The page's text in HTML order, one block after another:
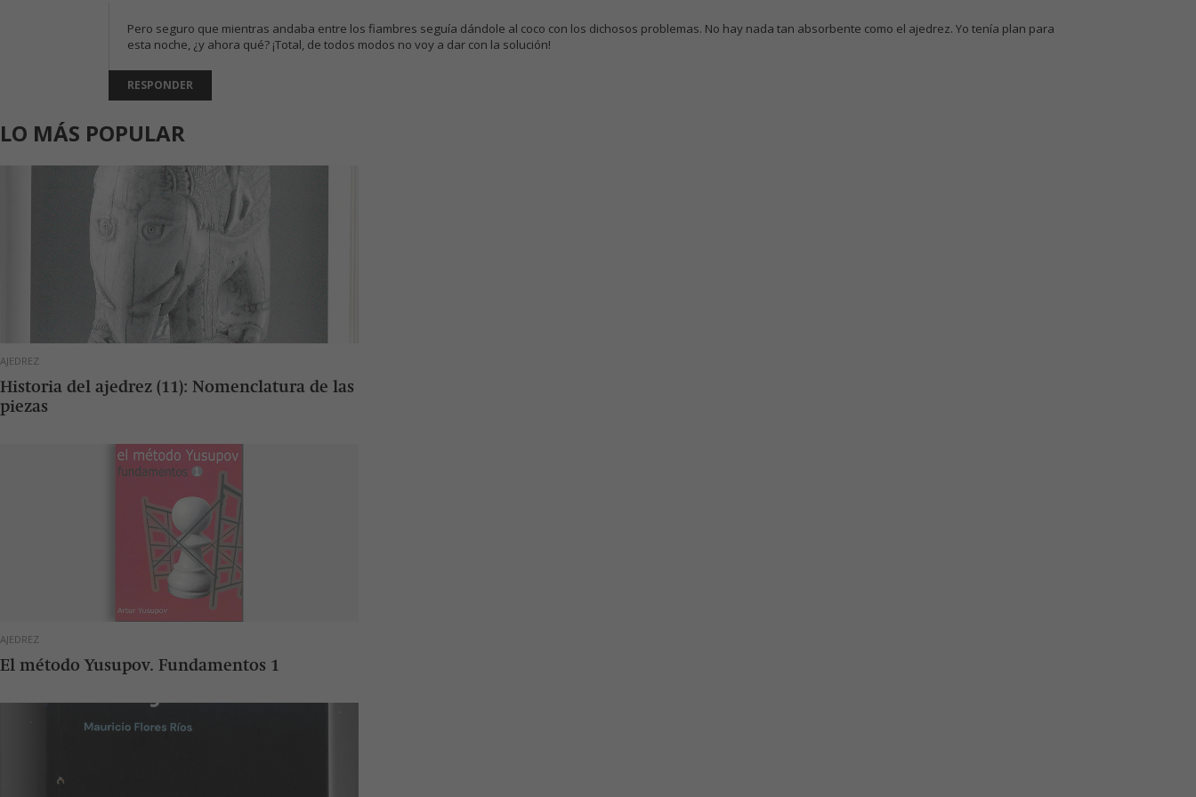
Pero seguro que mientras andaba entre los fiambres seguía dándole al coco con los dichosos problemas. No hay nada tan absorbente como el ajedrez. Yo tenía plan para
esta noche, ¿y ahora qué? ¡Total, de todos modos no voy a dar con la solución!
RESPONDER
LO MÁS POPULAR
AJEDREZ
Historia del ajedrez (11): Nomenclatura de las
piezas
AJEDREZ
El método Yusupov. Fundamentos 1